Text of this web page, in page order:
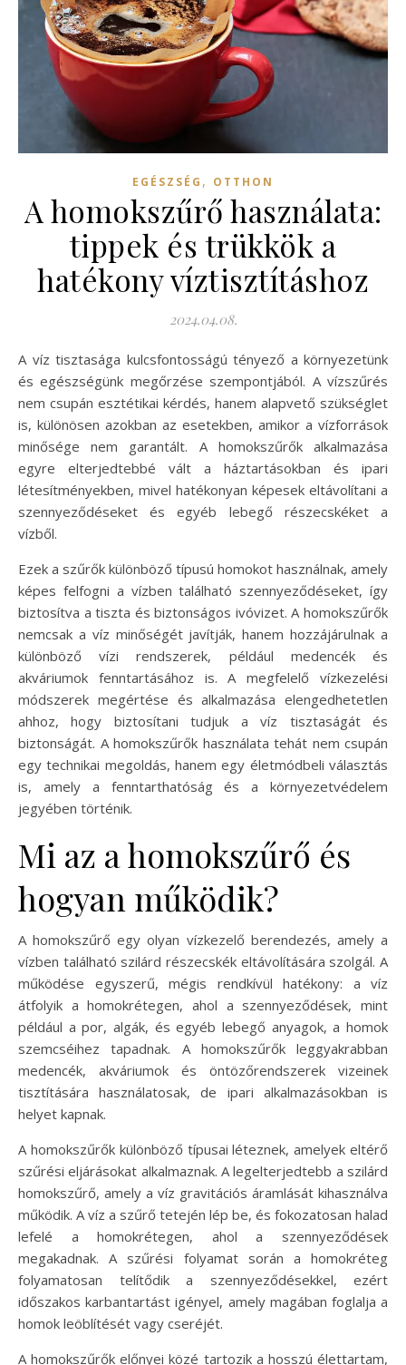
EGÉSZSÉG , OTTHON
A homokszűrő használata:
tippek és trükkök a
hatékony víztisztításhoz
2024.04.08.
A víz tisztasága kulcsfontosságú tényező a környezetünk
és egészségünk megőrzése szempontjából. A vízszűrés
nem csupán esztétikai kérdés, hanem alapvető szükséglet
is, különösen azokban az esetekben, amikor a vízforrások
minősége nem garantált. A homokszűrők alkalmazása
egyre elterjedtebbé vált a háztartásokban és ipari
létesítményekben, mivel hatékonyan képesek eltávolítani a
szennyeződéseket és egyéb lebegő részecskéket a
vízből.
Ezek a szűrők különböző típusú homokot használnak, amely
képes felfogni a vízben található szennyeződéseket, így
biztosítva a tiszta és biztonságos ivóvizet. A homokszűrők
nemcsak a víz minőségét javítják, hanem hozzájárulnak a
különböző vízi rendszerek, például medencék és
akváriumok fenntartásához is. A megfelelő vízkezelési
módszerek megértése és alkalmazása elengedhetetlen
ahhoz, hogy biztosítani tudjuk a víz tisztaságát és
biztonságát. A homokszűrők használata tehát nem csupán
egy technikai megoldás, hanem egy életmódbeli választás
is, amely a fenntarthatóság és a környezetvédelem
jegyében történik.
Mi az a homokszűrő és
hogyan működik?
A homokszűrő egy olyan vízkezelő berendezés, amely a
vízben található szilárd részecskék eltávolítására szolgál. A
működése egyszerű, mégis rendkívül hatékony: a víz
átfolyik a homokrétegen, ahol a szennyeződések, mint
például a por, algák, és egyéb lebegő anyagok, a homok
szemcséihez tapadnak. A homokszűrők leggyakrabban
medencék, akváriumok és öntözőrendszerek vizeinek
tisztítására használatosak, de ipari alkalmazásokban is
helyet kapnak.
A homokszűrők különböző típusai léteznek, amelyek eltérő
szűrési eljárásokat alkalmaznak. A legelterjedtebb a szilárd
homokszűrő, amely a víz gravitációs áramlását kihasználva
működik. A víz a szűrő tetején lép be, és fokozatosan halad
lefelé a homokrétegen, ahol a szennyeződések
megakadnak. A szűrési folyamat során a homokréteg
folyamatosan telítődik a szennyeződésekkel, ezért
időszakos karbantartást igényel, amely magában foglalja a
homok leöblítését vagy cseréjét.
A homokszűrők előnyei közé tartozik a hosszú élettartam,